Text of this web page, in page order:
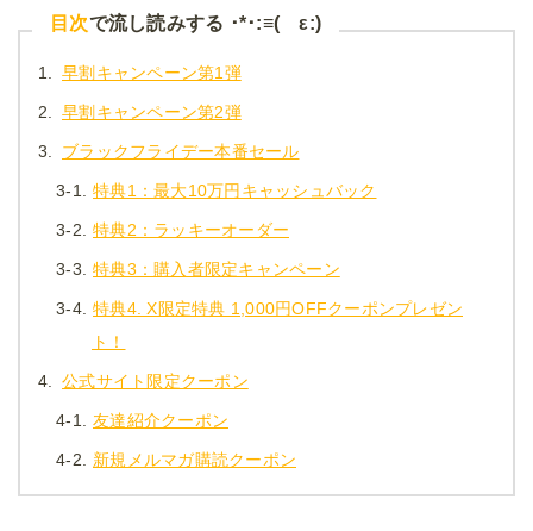
目次で流し読みする ･*･:≡( ε:)
1. 早割キャンペーン第1弾
2. 早割キャンペーン第2弾
3. ブラックフライデー本番セール
3-1. 特典1：最大10万円キャッシュバック
3-2. 特典2：ラッキーオーダー
3-3. 特典3：購入者限定キャンペーン
3-4. 特典4. X限定特典 1,000円OFFクーポンプレゼン
ト！
4. 公式サイト限定クーポン
4-1. 友達紹介クーポン
4-2. 新規メルマガ購読クーポン